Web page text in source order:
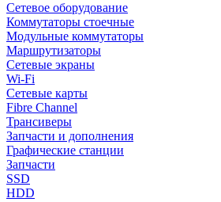
Сетевое оборудование
Коммутаторы стоечные
Модульные коммутаторы
Маршрутизаторы
Сетевые экраны
Wi-Fi
Сетевые карты
Fibre Channel
Трансиверы
Запчасти и дополнения
Графические станции
Запчасти
SSD
HDD